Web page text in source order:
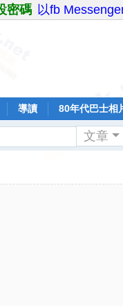
密碼 以fb
導讀 80年代巴士相
文章